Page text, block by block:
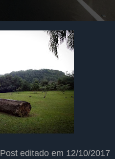
Post editado em 12/10/2017